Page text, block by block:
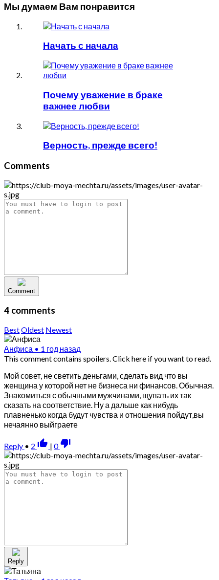
Мы думаем Вам понравится
Начать с начала
Почему уважение в браке
важнее любви
Верность, прежде всего!
Comments
Comment
4 comments
BestOldest Newest
Анфиса • 1 год назад
This comment contains spoilers.Click here if you want to read.
Мой совет, не светить деньгами, сделать вид что вы
женщина у которой нет не бизнеса ни финансов. Обычная.
Знакомиться с обычными мужчинами, щупать их так
сказать на соответствие. Ну а дальше как нибудь
плавненько когда будут чувства и отношения пойдут,вы
нечаянно выйграете
Reply • 2 thumb_up_alt | 0 thumb_down_alt
Reply